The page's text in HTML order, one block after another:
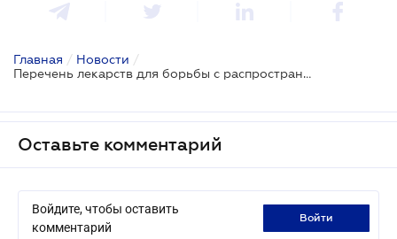
Главная / Новости /
Перечень лекарств для борьбы с распространением коронавируса, которые освободили от ввозной пошлины и НДС
Оставьте комментарий
Войдите, чтобы оставить
комментарий
войти